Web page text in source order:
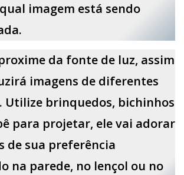
imagem está sendo
da fonte de luz, assim
imagens de diferentes
Utilize brinquedos, bichinhos
para projetar, ele vai adorar
de sua preferência
na parede, no lençol ou no